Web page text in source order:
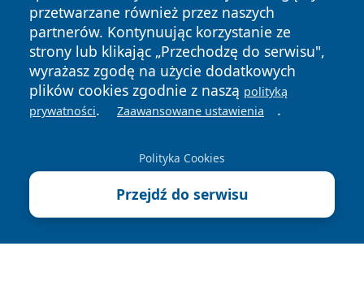
przetwarzane również przez naszych
partnerów. Kontynuując korzystanie ze
strony lub klikając „Przechodzę do serwisu",
wyrażasz zgodę na użycie dodatkowych
plików cookies zgodnie z naszą polityką
prywatności. Zaawansowane ustawienia .
Polityka Cookies
Przejdź do serwisu
Copyright © 2026 zawiercieonline.pl Wszystkie prawa
zastrzeżone.
News Autorzy
Polityka
Prywatności
Polityka
Cookies